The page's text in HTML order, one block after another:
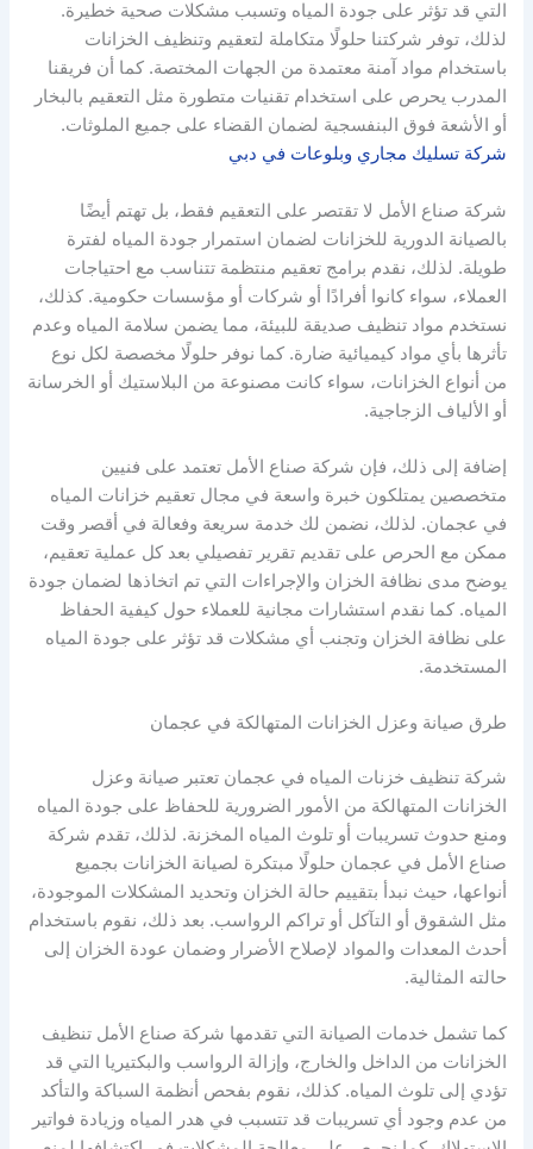
التي قد تؤثر على جودة المياه وتسبب مشكلات صحية خطيرة.
لذلك، توفر شركتنا حلولًا متكاملة لتعقيم وتنظيف الخزانات
باستخدام مواد آمنة معتمدة من الجهات المختصة. كما أن فريقنا
المدرب يحرص على استخدام تقنيات متطورة مثل التعقيم بالبخار
أو الأشعة فوق البنفسجية لضمان القضاء على جميع الملوثات.
شركة تسليك مجاري وبلوعات في دبي
شركة صناع الأمل لا تقتصر على التعقيم فقط، بل تهتم أيضًا
بالصيانة الدورية للخزانات لضمان استمرار جودة المياه لفترة
طويلة. لذلك، نقدم برامج تعقيم منتظمة تتناسب مع احتياجات
العملاء، سواء كانوا أفرادًا أو شركات أو مؤسسات حكومية. كذلك،
نستخدم مواد تنظيف صديقة للبيئة، مما يضمن سلامة المياه وعدم
تأثرها بأي مواد كيميائية ضارة. كما نوفر حلولًا مخصصة لكل نوع
من أنواع الخزانات، سواء كانت مصنوعة من البلاستيك أو الخرسانة
أو الألياف الزجاجية.
إضافة إلى ذلك، فإن شركة صناع الأمل تعتمد على فنيين
متخصصين يمتلكون خبرة واسعة في مجال تعقيم خزانات المياه
في عجمان. لذلك، نضمن لك خدمة سريعة وفعالة في أقصر وقت
ممكن مع الحرص على تقديم تقرير تفصيلي بعد كل عملية تعقيم،
يوضح مدى نظافة الخزان والإجراءات التي تم اتخاذها لضمان جودة
المياه. كما نقدم استشارات مجانية للعملاء حول كيفية الحفاظ
على نظافة الخزان وتجنب أي مشكلات قد تؤثر على جودة المياه
المستخدمة.
طرق صيانة وعزل الخزانات المتهالكة في عجمان
شركة تنظيف خزنات المياه في عجمان تعتبر صيانة وعزل
الخزانات المتهالكة من الأمور الضرورية للحفاظ على جودة المياه
ومنع حدوث تسريبات أو تلوث المياه المخزنة. لذلك، تقدم شركة
صناع الأمل في عجمان حلولًا مبتكرة لصيانة الخزانات بجميع
أنواعها، حيث نبدأ بتقييم حالة الخزان وتحديد المشكلات الموجودة،
مثل الشقوق أو التآكل أو تراكم الرواسب. بعد ذلك، نقوم باستخدام
أحدث المعدات والمواد لإصلاح الأضرار وضمان عودة الخزان إلى
حالته المثالية.
كما تشمل خدمات الصيانة التي تقدمها شركة صناع الأمل تنظيف
الخزانات من الداخل والخارج، وإزالة الرواسب والبكتيريا التي قد
تؤدي إلى تلوث المياه. كذلك، نقوم بفحص أنظمة السباكة والتأكد
من عدم وجود أي تسريبات قد تتسبب في هدر المياه وزيادة فواتير